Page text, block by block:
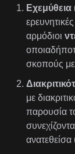
Εχεμύθεια
αρμόδιοι
σκοπούς με
με
παρουσία